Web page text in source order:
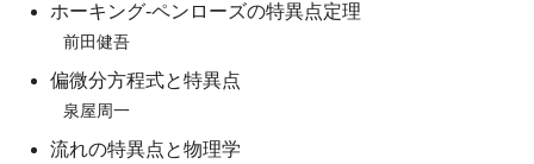
ホーキング-ペンローズの特異点定理
前田健吾
偏微分方程式と特異点
泉屋周一
流れの特異点と物理学